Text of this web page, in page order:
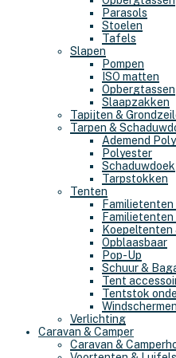
Parasols
Stoelen
Tafels
Slapen
Pompen
ISO matten
Opbergtassen
Slaapzakken
Tapijten &
Tarpen &
Ademend
Polyester
Schaduwdoek
Tarpstokken
Tenten
Opblaasbaar
Pop-Up
Schuur &
Tent
Tentstok
Windschermen
Verlichting
Caravan & Camper
Caravan &